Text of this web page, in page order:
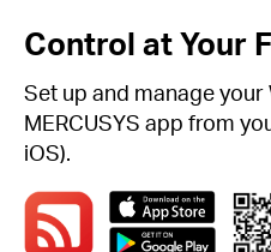
Control at Your
Set up and manage
MERCUSYS app from
iOS).